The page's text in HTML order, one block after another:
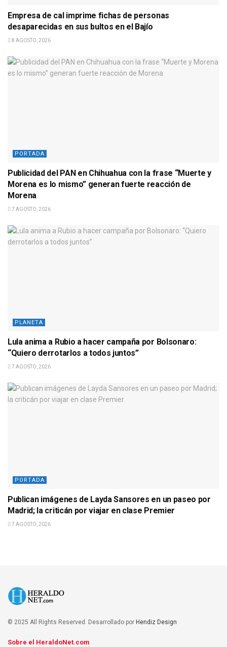
Empresa de cal imprime fichas de personas
desaparecidas en sus bultos en el Bajío
8 AGOSTO, 2026
PORTADA
Publicidad del PAN en Chihuahua con la frase “Muerte y
Morena es lo mismo” generan fuerte reacción de
Morena
7 AGOSTO, 2026
PLANETA
Lula anima a Rubio a hacer campaña por Bolsonaro:
“Quiero derrotarlos a todos juntos”
7 AGOSTO, 2026
PORTADA
Publican imágenes de Layda Sansores en un paseo por
Madrid; la criticán por viajar en clase Premier
7 AGOSTO, 2026
© 2025 All Rights Reserved. Desarrollado por Hendiz Design
Sobre el HeraldoNet.com